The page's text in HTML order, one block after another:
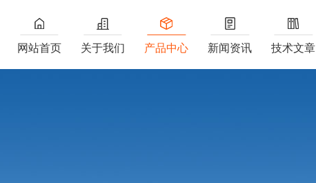
网站首页 关于我们 产品中心 新闻资讯 技术文章